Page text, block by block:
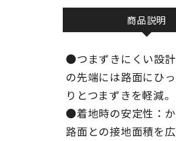
商品説明
●つまずきにくい設
の先端には路面にひ
りとつまずきを軽減。
●着地時の安定性：か
路面との接地面積を